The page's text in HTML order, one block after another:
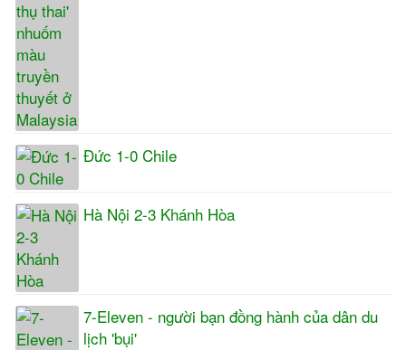
Đức 1-0 Chile
Hà Nội 2-3 Khánh Hòa
7-Eleven - người bạn đồng hành của dân du
lịch 'bụi'